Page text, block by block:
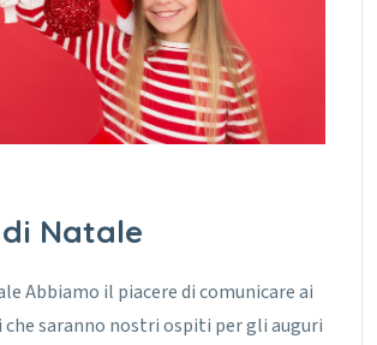
Natale
Abbiamo il piacere di comunicare ai
che saranno nostri ospiti per gli auguri